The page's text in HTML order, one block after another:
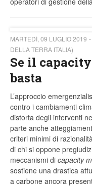
MARTEDÌ, 09 LUGLIO 2019
DELLA TERRA ITALIA)
Se il
basta
L’approccio
contro i cambiamenti
distorta degli interventi
parte anche
criteri minimi di
di chi si oppone
meccanismi di capacity
sostiene una drastica
a carbone ancora